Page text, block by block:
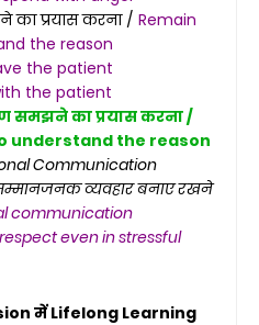
का प्रयास करना / Remain
the reason
the patient
the patient
समझने का प्रयास करना /
understand the reason
Communication
सम्मानजनक व्यवहार बनाए रखने
communication
even in stressful
में Lifelong Learning